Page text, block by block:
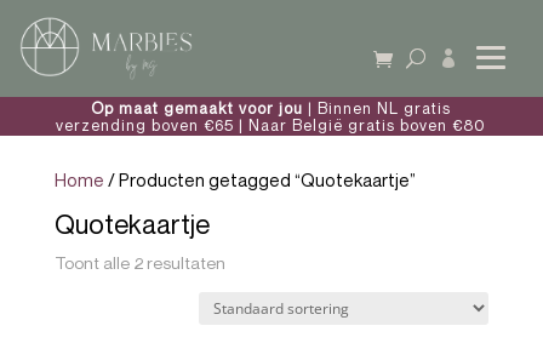

Op maat gemaakt voor jou | Binnen NL gratis
verzending boven €65 | Naar België gratis boven €80
Home / Producten getagged “Quotekaartje”
Quotekaartje
Toont alle 2 resultaten